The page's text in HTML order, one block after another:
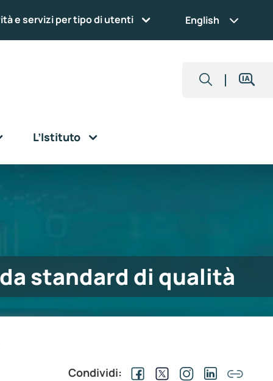
e servizi per tipo di utenti English
L’Istituto
standard di qualità
Condividi: